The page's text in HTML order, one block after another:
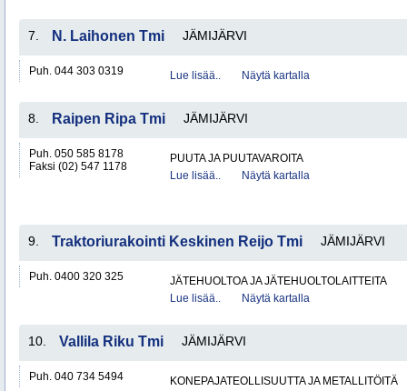
7. N. Laihonen Tmi JÄMIJÄRVI
Puh. 044 303 0319 Lue lisää.. Näytä kartalla
8. Raipen Ripa Tmi JÄMIJÄRVI
Puh. 050 585 8178
Faksi (02) 547 1178
PUUTA JA PUUTAVAROITA
Lue lisää..
Näytä kartalla
9. Traktoriurakointi Keskinen Reijo Tmi JÄMIJÄRVI
Puh. 0400 320 325
JÄTEHUOLTOA JA JÄTEHUOLTOLAITTEITA
Lue lisää..
Näytä kartalla
10. Vallila Riku Tmi JÄMIJÄRVI
Puh. 040 734 5494
KONEPAJATEOLLISUUTTA JA METALLITÖITÄ